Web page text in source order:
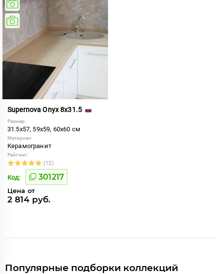
Supernova Onyx 8x31.5
Размер:
31.5x57, 59x59, 60x60 см
Материал:
Керамогранит
Рейтинг:
(12)
Код: 301217
Цена от
2 814 руб.
Популярные подборки коллекций